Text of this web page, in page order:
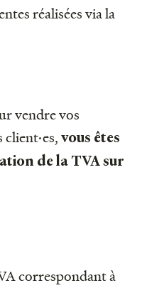
réalisées via la
vendre vos
vous êtes
de la TVA sur
correspondant à